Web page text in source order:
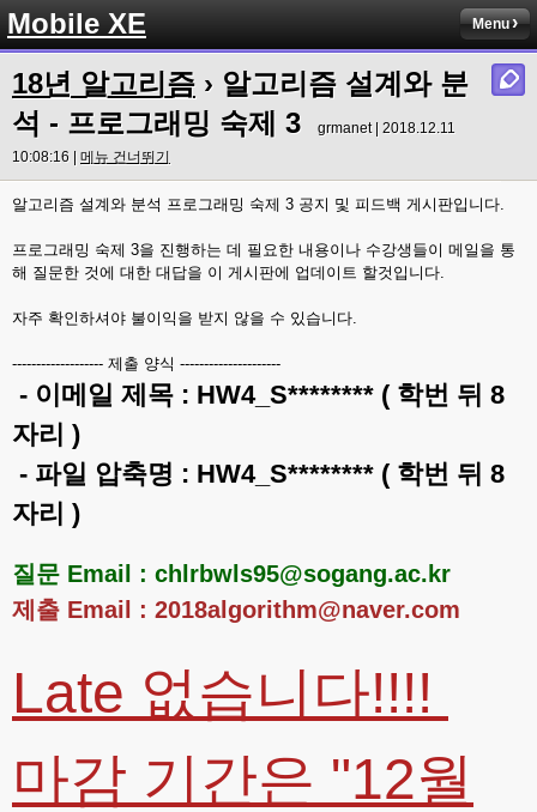
Mobile XE Menu
18년 알고리즘 › 알고리즘 설계와 분
석 - 프로그래밍 숙제 3
grmanet | 2018.12.11
10:08:16 | 메뉴 건너뛰기
알고리즘 설계와 분석 프로그래밍 숙제 3 공지 및 피드백 게시판입니다.
프로그래밍 숙제 3을 진행하는 데 필요한 내용이나 수강생들이 메일을 통
해 질문한 것에 대한 대답을 이 게시판에 업데이트 할것입니다.
자주 확인하셔야 불이익을 받지 않을 수 있습니다.
------------------- 제출 양식 ---------------------
- 이메일 제목 : HW4_S******** ( 학번 뒤 8
자리 )
- 파일 압축명 : HW4_S******** ( 학번 뒤 8
자리 )
질문 Email : chlrbwls95@sogang.ac.kr
제출 Email : 2018algorithm@naver.com
Late 없습니다!!!!
마감 기간은 "12월